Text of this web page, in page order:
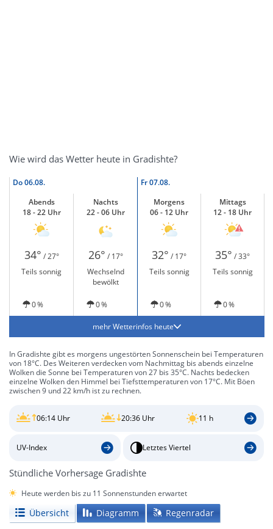
Wie wird das Wetter heute in Gradishte?
Do06.08. Fr07.08.
Abends
18 - 22 Uhr
Nachts
22 - 06 Uhr
Morgens
06 - 12 Uhr
Mittags
12 - 18 Uhr
34° / 27° 26° / 17° 32° / 17° 35° / 33°
Teils sonnig
Wechselnd
bewölkt
Teils sonnig Teils sonnig
0 % 0 % 0 % 0 %
mehr Wetterinfos heute
In Gradishte gibt es morgens ungestörten Sonnenschein bei Temperaturen
von 18°C. Des Weiteren verdecken vom Nachmittag bis abends einzelne
Wolken die Sonne bei Temperaturen von 27 bis 35°C. Nachts bedecken
einzelne Wolken den Himmel bei Tiefsttemperaturen von 17°C. Mit Böen
zwischen 9 und 22 km/h ist zu rechnen.
06:14 Uhr 20:36 Uhr 11 h
UV-Index Letztes Viertel
Stündliche Vorhersage Gradishte
Heute werden bis zu 11 Sonnenstunden erwartet
Übersicht Diagramm Regenradar